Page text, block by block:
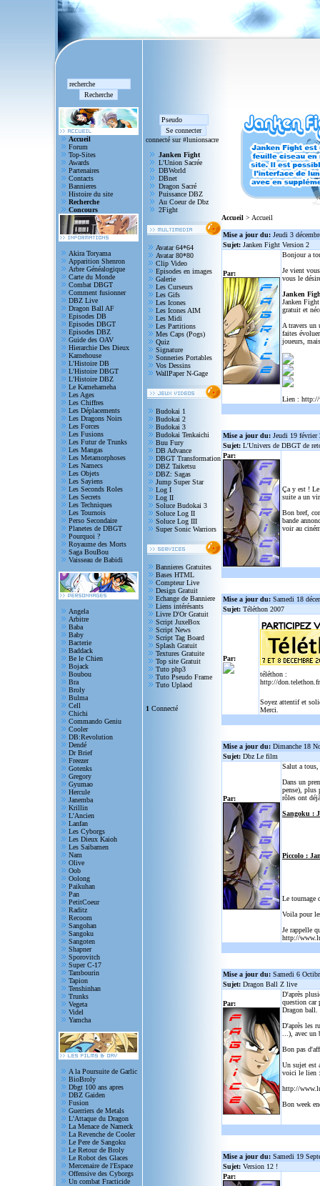
Accueil
Forum
Top-Sites
Awards
Partenaires
Contacts
Bannieres
Histoire du site
Recherche
Concours
connecté sur #lunionsacre
Janken Fight
L'Union Sacrée
DBWorld
DBnet
Dragon Sacré
Puissance DBZ
Au Coeur de Dbz
2Fight
Akira Toryama
Apparition Shenron
Arbre Généalogique
Carte du Monde
Combat DBGT
Comment fusionner
DBZ Live
Dragon Ball AF
Episodes DB
Episodes DBGT
Episodes DBZ
Guide des OAV
Hierarchie Des Dieux
Kamehouse
L'Histoire DB
L'Histoire DBGT
L'Histoire DBZ
Le Kamehameha
Les Ages
Les Chiffres
Les Déplacements
Les Dragons Noirs
Les Forces
Les Fusions
Les Futur de Trunks
Les Mangas
Les Metamorphoses
Les Namecs
Les Objets
Les Sayiens
Les Seconds Roles
Les Secrets
Les Techniques
Les Tournois
Perso Secondaire
Planetes de DBGT
Pourquoi ?
Royaume des Morts
Saga BouBou
Vaisseau de Babidi
Angela
Arbitre
Baba
Baby
Bacterie
Baddack
Be le Chien
Bojack
Boubou
Bra
Broly
Bulma
Cell
Chichi
Commando Geniu
Cooler
DB:Revolution
Dendé
Dr Brief
Freezer
Gotenks
Gregory
Gyumao
Hercule
Janemba
Krillin
L'Ancien
Lanfan
Les Cyborgs
Les Dieux Kaioh
Les Saibamen
Nam
Olive
Oob
Oolong
Paikuhan
Pan
PetitCoeur
Raditz
Recoom
Sangohan
Sangoku
Sangoten
Shapner
Sporovitch
Super C-17
Tambourin
Tapion
Tenshinhan
Trunks
Vegeta
Videl
Yamcha
A la Poursuite de Garlic
BioBroly
Dbgt 100 ans apres
DBZ Gaiden
Fusion
Guerriers de Metals
L'Attaque du Dragon
La Menace de Nameck
La Revenche de Cooler
Le Pere de Sangoku
Le Retour de Broly
Le Robot des Glaces
Mercenaire de l'Espace
Offensive des Cyborgs
Un combat Fracticide
Avatar 64*64
Avatar 80*80
Clip Video
Episodes en images
Galerie
Les Curseurs
Les Gifs
Les Icones
Les Icones AIM
Les Midi
Les Partitions
Mes Caps (Pogs)
Quiz
Signature
Sonneries Portables
Vos Dessins
WallPaper N-Gage
Budokai 1
Budokai 2
Budokai 3
Budokai Tenkaichi
Buu Fury
DB Advance
DBGT Transformation
DBZ Taiketsu
DBZ: Sagas
Jump Super Star
Log I
Log II
Soluce Budokai 3
Soluce Log II
Soluce Log III
Super Sonic Warriors
Bannieres Gratuites
Bases HTML
Compteur Live
Design Gratuit
Echange de Banniere
Liens intérésants
Livre D'Or Gratuit
Script JuxeBox
Script News
Script Tag Board
Splash Gratuit
Textures Gratuite
Top site Gratuit
Tuto php3
Tuto Pseudo Frame
Tuto Uplaod
1 Connecté
Accueil > Accueil
Mise a jour du: Jeudi 3
Sujet: Janken Fight Version 2
Par:
Bonjour a
Je vient
vous le
Janken
Janken
gratuit et
A travers un
faites
joueurs,
Lien : http://
Mise a jour du: Jeudi 19 février
Sujet: L'Univers de DBGT de
Par:
Ça y est !
suite a un
Bon bref,
bande
voir au
Mise a jour du: Samedi 18
Sujet: Téléthon 2007
Par:
téléthon :
http://
Soyez attentif et
Merci.
Mise a jour du: Dimanche 18
Sujet: Dbz Le film
Par:
Salut a
Dans un
pense), plus
rôles ont
Sangoku :
Piccolo :
Le tournage
Voila pour
Je rappelle
http://
Mise a jour du: Samedi 6
Sujet: Dragon Ball Z live
Par:
D'après
question car
Dragon ball.
D'après les
...), avec
Bon pas
Un sujet est
voici le lien :
http://
Bon week
Mise a jour du: Samedi 19
Sujet: Version 12 !
Par: